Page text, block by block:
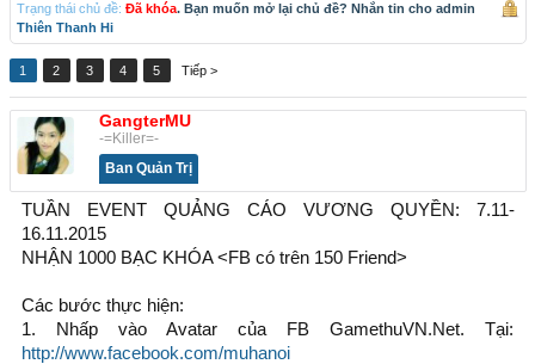
Trạng thái chủ đề: Đã khóa. Bạn muốn mở lại chủ đề? Nhắn tin cho admin
Thiên Thanh Hi
1 2 3 4 5 Tiếp >
GangterMU
-=Killer=-
Ban Quản Trị
TUẦN EVENT QUẢNG CÁO VƯƠNG QUYỀN: 7.11-
16.11.2015
NHẬN 1000 BẠC KHÓA <FB có trên 150 Friend>
Các bước thực hiện:
1. Nhấp vào Avatar của FB GamethuVN.Net. Tại:
http://www.facebook.com/muhanoi